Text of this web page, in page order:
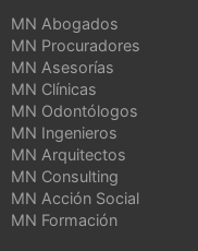
MN Abogados
MN Procuradores
MN Asesorías
MN Clínicas
MN Odontólogos
MN Ingenieros
MN Arquitectos
MN Consulting
MN Acción Social
MN Formación